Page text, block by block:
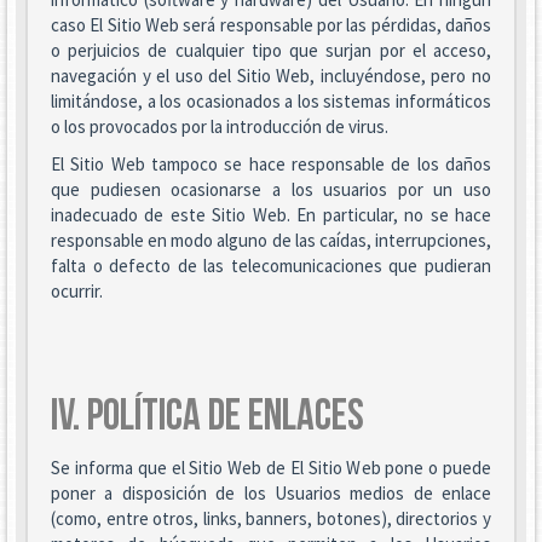
caso El Sitio Web será responsable por las pérdidas, daños
o perjuicios de cualquier tipo que surjan por el acceso,
navegación y el uso del Sitio Web, incluyéndose, pero no
limitándose, a los ocasionados a los sistemas informáticos
o los provocados por la introducción de virus.
El Sitio Web tampoco se hace responsable de los daños
que pudiesen ocasionarse a los usuarios por un uso
inadecuado de este Sitio Web. En particular, no se hace
responsable en modo alguno de las caídas, interrupciones,
falta o defecto de las telecomunicaciones que pudieran
ocurrir.
IV. POLÍTICA DE ENLACES
Se informa que el Sitio Web de El Sitio Web pone o puede
poner a disposición de los Usuarios medios de enlace
(como, entre otros, links, banners, botones), directorios y